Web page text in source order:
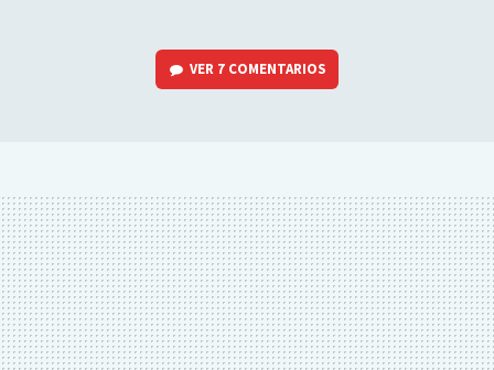
VER 7 COMENTARIOS